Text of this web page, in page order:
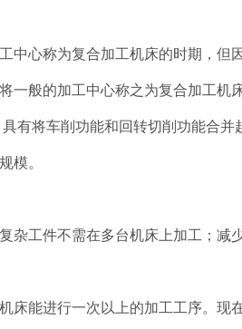
密线轨数控车床 TNC-320高速精
中心称为复合加工机床的时期，但
一般的加工中心称之为复合加工机床
有将车削功能和回转切削功能合并
模。
杂工件不需在多台机床上加工；减
床能进行一次以上的加工工序。现